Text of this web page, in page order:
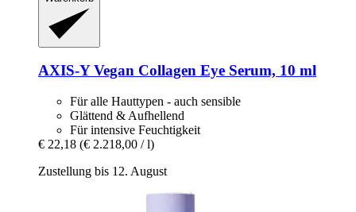
AXIS-YVegan Collagen Eye Serum, 10 ml
Für alle Hauttypen - auch sensible
Glättend & Aufhellend
Für intensive Feuchtigkeit
€ 22,18 (€ 2.218,00 / l)
Zustellung bis 12. August